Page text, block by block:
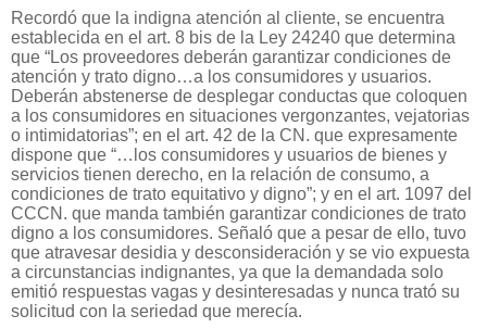
Recordó que la indigna atención al cliente, se encuentra
establecida en el art. 8 bis de la Ley 24240 que determina
que “Los proveedores deberán garantizar condiciones de
atención y trato digno…a los consumidores y usuarios.
Deberán abstenerse de desplegar conductas que coloquen
a los consumidores en situaciones vergonzantes, vejatorias
o intimidatorias”; en el art. 42 de la CN. que expresamente
dispone que “…los consumidores y usuarios de bienes y
servicios tienen derecho, en la relación de consumo, a
condiciones de trato equitativo y digno”; y en el art. 1097 del
CCCN. que manda también garantizar condiciones de trato
digno a los consumidores. Señaló que a pesar de ello, tuvo
que atravesar desidia y desconsideración y se vio expuesta
a circunstancias indignantes, ya que la demandada solo
emitió respuestas vagas y desinteresadas y nunca trató su
solicitud con la seriedad que merecía.